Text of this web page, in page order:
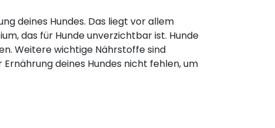
deines Hundes. Das liegt vor allem
das für Hunde unverzichtbar ist. Hunde
Weitere wichtige Nährstoffe sind
deines Hundes nicht fehlen, um